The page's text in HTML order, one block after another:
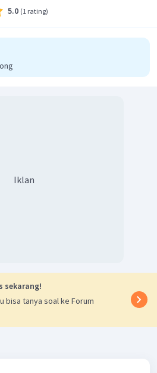
5.0 (1 rating)
Iklan
sekarang!
bisa tanya soal ke Forum